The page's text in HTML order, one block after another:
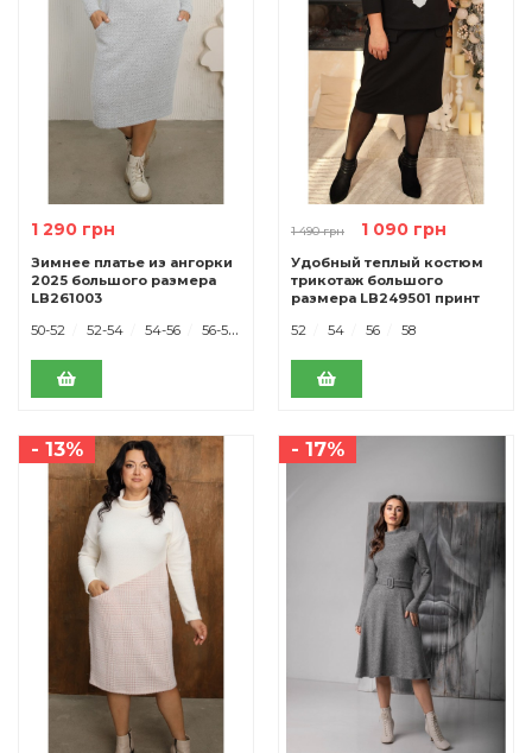
1 290 грн
Зимнее платье из ангорки
2025 большого размера
LB261003
50-52
52-54 54-56 56-58
1 490 грн 1 090 грн
Удобный теплый костюм
трикотаж большого
размера LB249501 принт
52
54 56 58
- 13% - 17%